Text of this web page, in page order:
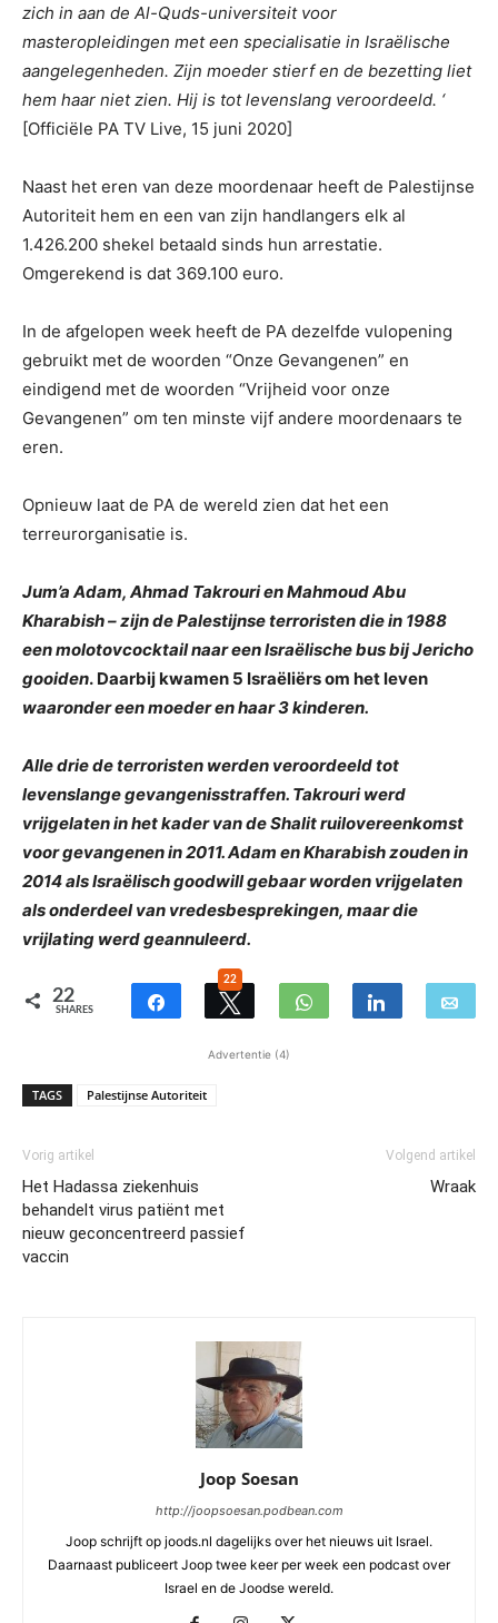
zich in aan de Al-Quds-universiteit voor
masteropleidingen met een specialisatie in Israëlische
aangelegenheden. Zijn moeder stierf en de bezetting liet
hem haar niet zien. Hij is tot levenslang veroordeeld. ‘
[Officiële PA TV Live, 15 juni 2020]
Naast het eren van deze moordenaar heeft de Palestijnse
Autoriteit hem en een van zijn handlangers elk al
1.426.200 shekel betaald sinds hun arrestatie.
Omgerekend is dat 369.100 euro.
In de afgelopen week heeft de PA dezelfde vulopening
gebruikt met de woorden “Onze Gevangenen” en
eindigend met de woorden “Vrijheid voor onze
Gevangenen” om ten minste vijf andere moordenaars te
eren.
Opnieuw laat de PA de wereld zien dat het een
terreurorganisatie is.
Jum’a Adam, Ahmad Takrouri en Mahmoud Abu
Kharabish – zijn de Palestijnse terroristen die in 1988
een molotovcocktail naar een Israëlische bus bij Jericho
gooiden. Daarbij kwamen 5 Israëliërs om het leven
waaronder een moeder en haar 3 kinderen.
Alle drie de terroristen werden veroordeeld tot
levenslange gevangenisstraffen. Takrouri werd
vrijgelaten in het kader van de Shalit ruilovereenkomst
voor gevangenen in 2011. Adam en Kharabish zouden in
2014 als Israëlisch goodwill gebaar worden vrijgelaten
als onderdeel van vredesbesprekingen, maar die
vrijlating werd geannuleerd.
22
SHARES
22
Advertentie (4)
TAGS Palestijnse Autoriteit
Vorig artikel
Het Hadassa ziekenhuis
behandelt virus patiënt met
nieuw geconcentreerd passief
vaccin
Volgend artikel
Wraak
Joop Soesan
http://joopsoesan.podbean.com
Joop schrijft op joods.nl dagelijks over het nieuws uit Israel.
Daarnaast publiceert Joop twee keer per week een podcast over
Israel en de Joodse wereld.